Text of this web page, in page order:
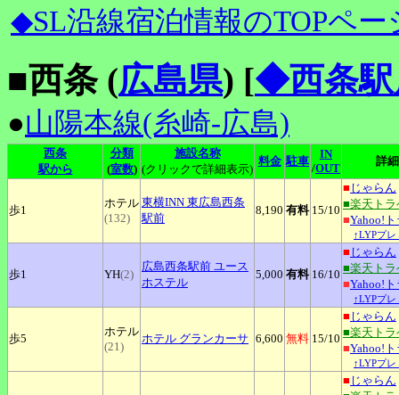
◆SL沿線宿泊情報のTOPペー
■西条 (広島県) [◆西条駅
●山陽本線(糸崎-広島)
西条
駅から
分類
(室数)
施設名称
(クリックで詳細表示)
料金 駐車
IN
/OUT
詳
歩1
ホテル
(132)
東横INN 東広島西条
駅前
8,190 有料 15/10
■ じゃらん
■楽天トラ
■Yahoo!
↑LYPプ
歩1 YH(2)
広島西条駅前 ユース
ホステル
5,000 有料 16/10
■ じゃらん
■楽天トラ
■Yahoo!
↑LYPプ
歩5
ホテル
(21)
ホテル グランカーサ 6,600 無料 15/10
■ じゃらん
■楽天トラ
■Yahoo!
↑LYPプ
■ じゃらん